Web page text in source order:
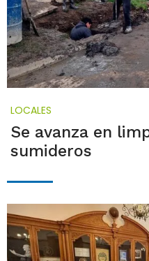
LOCALES
Se avanza en
sumideros